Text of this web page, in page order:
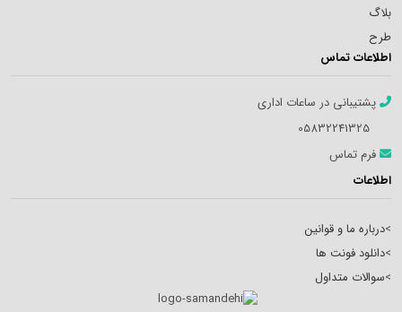
بلاگ
طرح
اطلاعات تماس
پشتیبانی در ساعات اداری
05832241325
فرم تماس
اطلاعات
>درباره ما و قوانین
>دانلود فونت ها
>سوالات متداول